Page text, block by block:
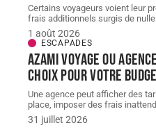
Certains voyageurs voient leur
frais additionnels surgis de
1 août 2026
ESCAPADES
AZAMI VOYAGE ou
choix pour votre
Une agence peut afficher des
place, imposer des frais
31 juillet 2026